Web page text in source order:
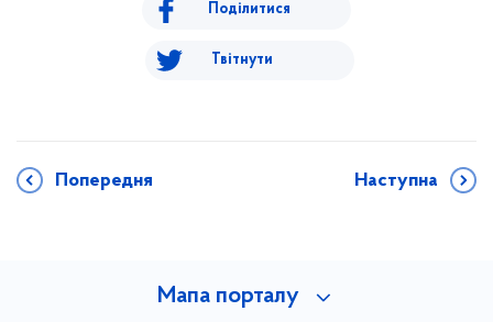
Поділитися
Твітнути
Попередня Наступна
Мапа порталу